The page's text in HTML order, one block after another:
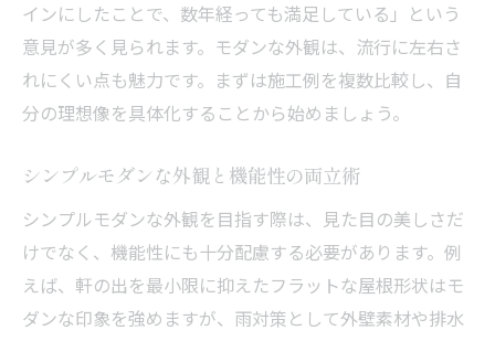
インにしたことで、数年経っても満足している」という
意見が多く見られます。モダンな外観は、流行に左右さ
れにくい点も魅力です。まずは施工例を複数比較し、自
分の理想像を具体化することから始めましょう。
シンプルモダンな外観と機能性の両立術
シンプルモダンな外観を目指す際は、見た目の美しさだ
けでなく、機能性にも十分配慮する必要があります。例
えば、軒の出を最小限に抑えたフラットな屋根形状はモ
ダンな印象を強めますが、雨対策として外壁素材や排水